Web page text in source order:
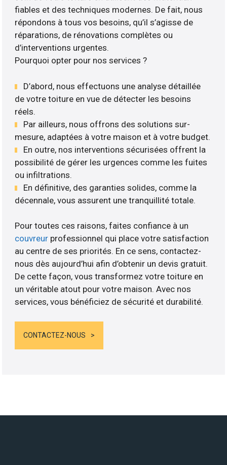
fiables et des techniques modernes. De fait, nous
répondons à tous vos besoins, qu’il s’agisse de
réparations, de rénovations complètes ou
d’interventions urgentes.
Pourquoi opter pour nos services ?
D’abord, nous effectuons une analyse détaillée
de votre toiture en vue de détecter les besoins
réels.
Par ailleurs, nous offrons des solutions sur-
mesure, adaptées à votre maison et à votre budget.
En outre, nos interventions sécurisées offrent la
possibilité de gérer les urgences comme les fuites
ou infiltrations.
En définitive, des garanties solides, comme la
décennale, vous assurent une tranquillité totale.
Pour toutes ces raisons, faites confiance à un
couvreur professionnel qui place votre satisfaction
au centre de ses priorités. En ce sens, contactez-
nous dès aujourd’hui afin d’obtenir un devis gratuit.
De cette façon, vous transformez votre toiture en
un véritable atout pour votre maison. Avec nos
services, vous bénéficiez de sécurité et durabilité.
CONTACTEZ-NOUS